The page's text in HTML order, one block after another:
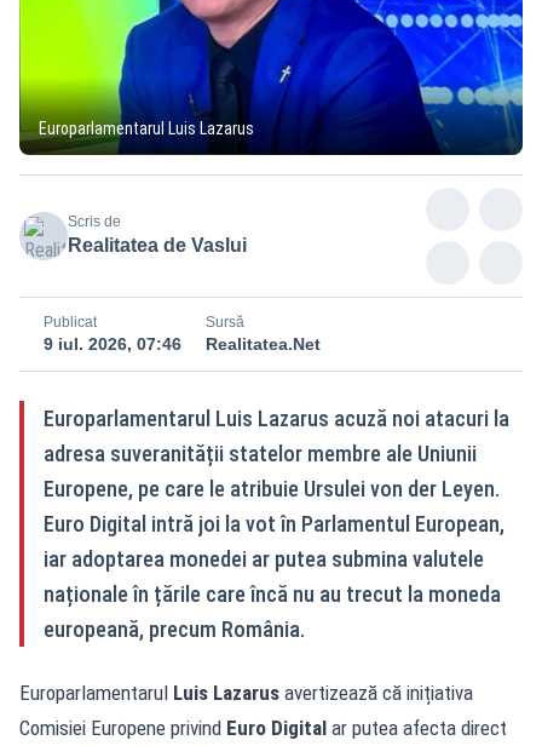
Europarlamentarul Luis Lazarus
Scris de
Realitatea de Vaslui
Publicat
9 iul. 2026, 07:46
Sursă
Realitatea.Net
Europarlamentarul Luis Lazarus acuză noi atacuri la
adresa suveranității statelor membre ale Uniunii
Europene, pe care le atribuie Ursulei von der Leyen.
Euro Digital intră joi la vot în Parlamentul European,
iar adoptarea monedei ar putea submina valutele
naționale în țările care încă nu au trecut la moneda
europeană, precum România.
Europarlamentarul Luis Lazarus avertizează că inițiativa
Comisiei Europene privind Euro Digital ar putea afecta direct